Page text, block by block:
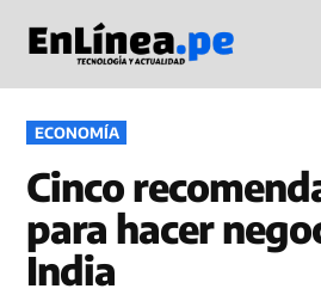
contenido
en
PUBLICADO
EN
ECONOMÍA
Cinco
para hacer
India